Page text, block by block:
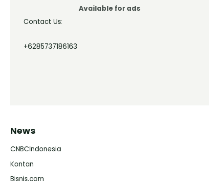
Available for ads
Contact Us:
+6285737186163
News
CNBCIndonesia
Kontan
Bisnis.com